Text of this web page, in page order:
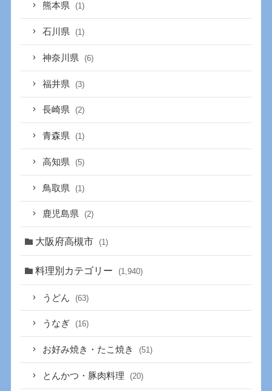
熊本県 (1)
石川県 (1)
神奈川県 (6)
福井県 (3)
長崎県 (2)
青森県 (1)
高知県 (5)
鳥取県 (1)
鹿児島県 (2)
大阪府高槻市 (1)
料理別カテゴリー (1,940)
うどん (63)
うなぎ (16)
お好み焼き・たこ焼き (51)
とんかつ・豚肉料理 (20)